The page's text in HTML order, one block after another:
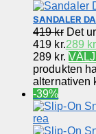
SANDALER
419kr Det
419 kr.289 kr
289 kr.
produkten
alternativen
-39%